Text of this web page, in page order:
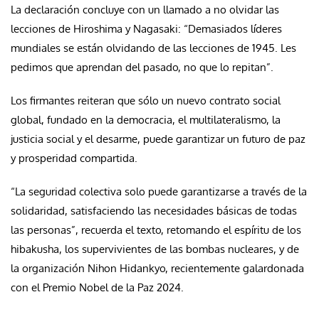
La declaración concluye con un llamado a no olvidar las
lecciones de Hiroshima y Nagasaki: “Demasiados líderes
mundiales se están olvidando de las lecciones de 1945. Les
pedimos que aprendan del pasado, no que lo repitan”.
Los firmantes reiteran que sólo un nuevo contrato social
global, fundado en la democracia, el multilateralismo, la
justicia social y el desarme, puede garantizar un futuro de paz
y prosperidad compartida.
“La seguridad colectiva solo puede garantizarse a través de la
solidaridad, satisfaciendo las necesidades básicas de todas
las personas”, recuerda el texto, retomando el espíritu de los
hibakusha, los supervivientes de las bombas nucleares, y de
la organización Nihon Hidankyo, recientemente galardonada
con el Premio Nobel de la Paz 2024.